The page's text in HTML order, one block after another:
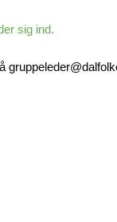
sig ind.